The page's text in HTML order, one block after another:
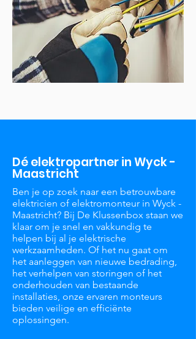
Dé elektropartner in Wyck -
Maastricht
Ben je op zoek naar een betrouwbare
elektricien of elektromonteur in Wyck -
Maastricht? Bij De Klussenbox staan we
klaar om je snel en vakkundig te
helpen bij al je elektrische
werkzaamheden. Of het nu gaat om
het aanleggen van nieuwe bedrading,
het verhelpen van storingen of het
onderhouden van bestaande
installaties, onze ervaren monteurs
bieden veilige en efficiënte
oplossingen.